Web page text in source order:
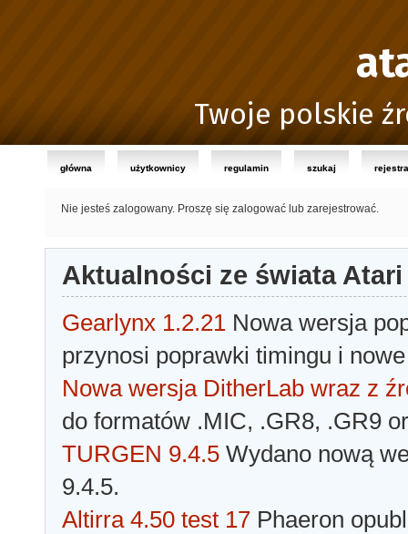
Twoje polskie
główna użytkownicy regulamin szukaj
Nie jesteś zalogowany. Proszę się zalogować lub zarejestrować.
Aktualności ze świata Atari
Gearlynx 1.2.21 Nowa wersja
przynosi poprawki timingu i
Nowa wersja DitherLab wraz z
do formatów .MIC, .GR8, .GR9
TURGEN 9.4.5 Wydano nową
9.4.5.
Altirra 4.50 test 17 Phaeron